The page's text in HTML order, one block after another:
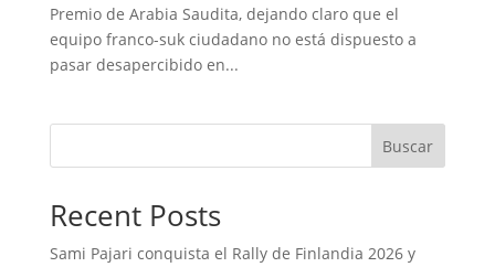
Premio de Arabia Saudita, dejando claro que el
equipo franco-suk ciudadano no está dispuesto a
pasar desapercibido en...
Buscar
Recent Posts
Sami Pajari conquista el Rally de Finlandia 2026 y